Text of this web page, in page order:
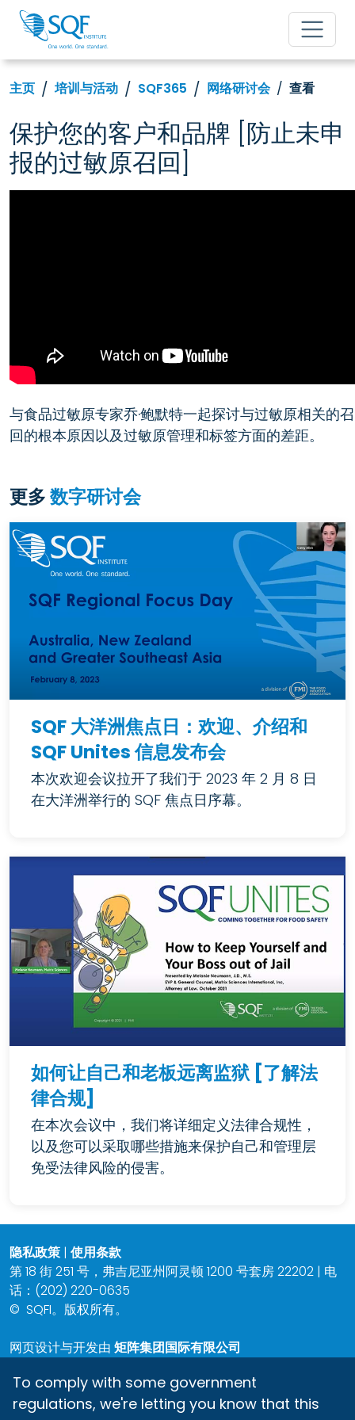
主页 培训与活动 SQF365 网络研讨会 查看
保护您的客户和品牌 [防止未申
报的过敏原召回]
与食品过敏原专家乔·鲍默特一起探讨与过敏原相关的召
回的根本原因以及过敏原管理和标签方面的差距。
更多数字研讨会
SQF 大洋洲焦点日：欢迎、介绍和
SQF Unites 信息发布会
本次欢迎会议拉开了我们于 2023 年 2 月 8 日
在大洋洲举行的 SQF 焦点日序幕。
如何让自己和老板远离监狱 [了解法
律合规]
在本次会议中，我们将详细定义法律合规性，
以及您可以采取哪些措施来保护自己和管理层
免受法律风险的侵害。
隐私政策 | 使用条款
第 18 街 251 号，弗吉尼亚州阿灵顿 1200 号套房 22202 | 电
话：(202) 220-0635
© SQFI。版权所有。
网页设计与开发由 矩阵集团国际有限公司
To comply with some government
regulations, we're letting you know that this